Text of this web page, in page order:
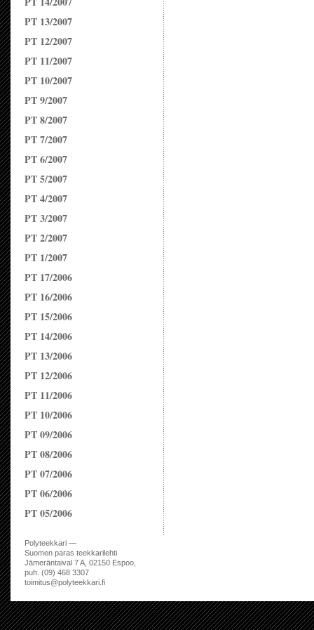
PT 13/2007
PT 12/2007
PT 11/2007
PT 10/2007
PT 9/2007
PT 8/2007
PT 7/2007
PT 6/2007
PT 5/2007
PT 4/2007
PT 3/2007
PT 2/2007
PT 1/2007
PT 17/2006
PT 16/2006
PT 15/2006
PT 14/2006
PT 13/2006
PT 12/2006
PT 11/2006
PT 10/2006
PT 09/2006
PT 08/2006
PT 07/2006
PT 06/2006
PT 05/2006
Polyteekkari —
Suomen paras teekkarilehti
Jämeräntaival 7 A, 02150 Espoo,
puh. (09) 468 3307
toimitus@polyteekkari.fi